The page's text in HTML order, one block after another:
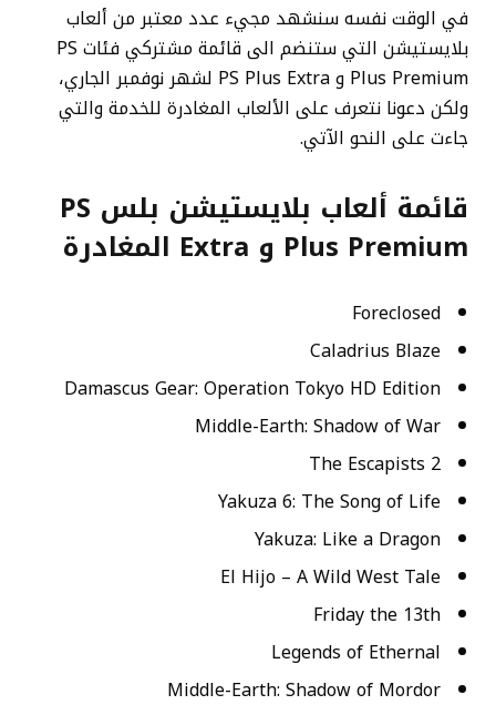
في الوقت نفسه سنشهد مجيء عدد معتبر من ألعاب
بلايستيشن التي ستنضم الى قائمة مشتركي فئات PS
Plus Premium و PS Plus Extra لشهر نوفمبر الجاري،
ولكن دعونا نتعرف على الألعاب المغادرة للخدمة والتي
جاءت على النحو الآتي.
قائمة ألعاب بلايستيشن بلس PS
Plus Premium و Extra المغادرة
Foreclosed
Caladrius Blaze
Damascus Gear: Operation Tokyo HD Edition
Middle-Earth: Shadow of War
The Escapists 2
Yakuza 6: The Song of Life
Yakuza: Like a Dragon
El Hijo – A Wild West Tale
Friday the 13th
Legends of Ethernal
Middle-Earth: Shadow of Mordor